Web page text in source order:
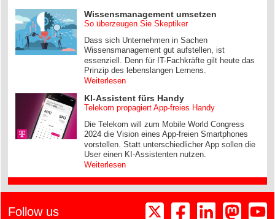
Wissensmanagement umsetzen
So überzeugen Sie Skeptiker
Dass sich Unternehmen in Sachen
Wissensmanagement gut aufstellen, ist
essenziell. Denn für IT-Fachkräfte gilt heute das
Prinzip des lebenslangen Lernens.
Weiterlesen
KI-Assistent fürs Handy
Telekom propagiert App-freies Handy
Die Telekom will zum Mobile World Congress
2024 die Vision eines App-freien Smartphones
vorstellen. Statt unterschiedlicher App sollen die
User einen KI-Assistenten nutzen.
Weiterlesen
Follow us